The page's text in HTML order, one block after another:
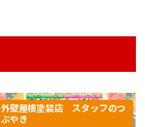
外壁屋根塗装店 スタッフのつ
ぶやき